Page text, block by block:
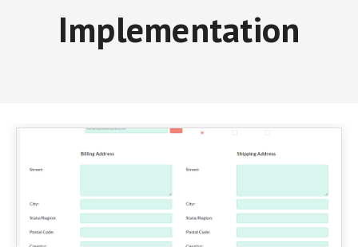
Implementation